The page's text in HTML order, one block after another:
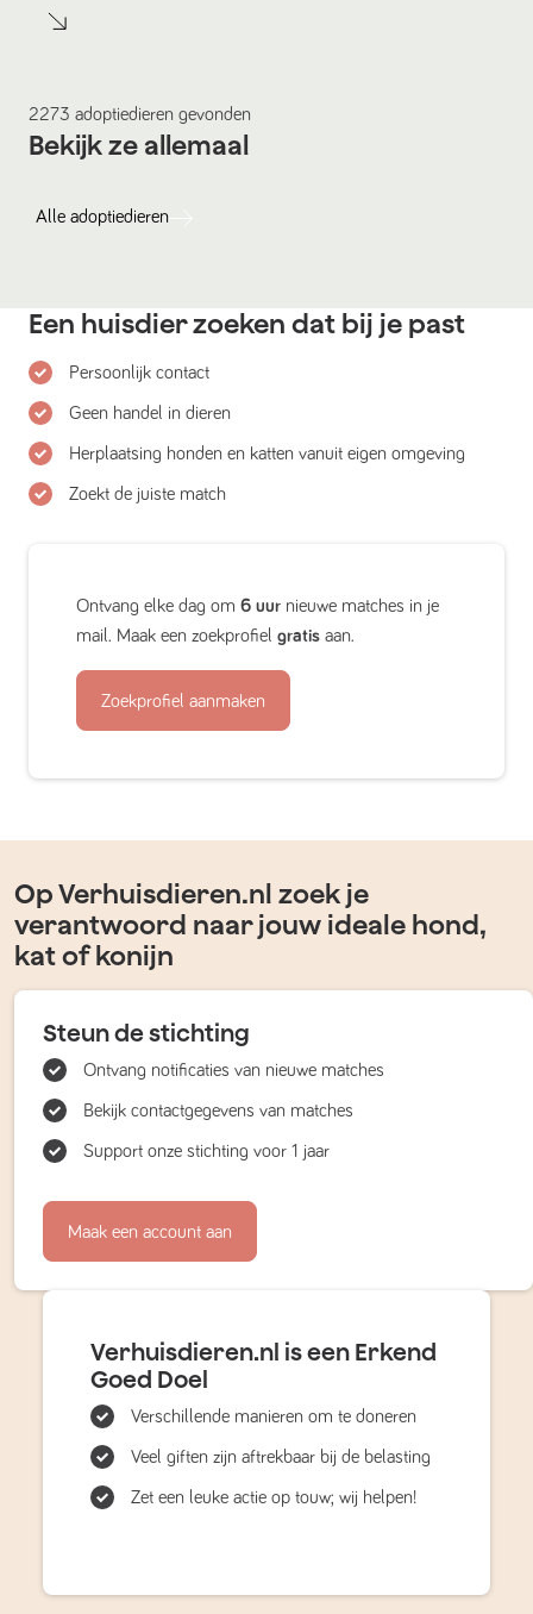
2273 adoptiedieren gevonden
Bekijk ze allemaal
Alle adoptiedieren
Een huisdier zoeken dat bij je past
Persoonlijk contact
Geen handel in dieren
Herplaatsing honden en katten vanuit eigen omgeving
Zoekt de juiste match
Ontvang elke dag om 6 uur nieuwe matches in je
mail. Maak een zoekprofiel gratis aan.
Zoekprofiel aanmaken
Op Verhuisdieren.nl zoek je
verantwoord naar jouw ideale hond,
kat of konijn
Steun de stichting
Ontvang notificaties van nieuwe matches
Bekijk contactgegevens van matches
Support onze stichting voor 1 jaar
Maak een account aan
Verhuisdieren.nl is een Erkend
Goed Doel
Verschillende manieren om te doneren
Veel giften zijn aftrekbaar bij de belasting
Zet een leuke actie op touw; wij helpen!